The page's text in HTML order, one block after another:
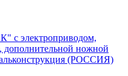
с электроприводом,
дополнительной ножной
(РОССИЯ)